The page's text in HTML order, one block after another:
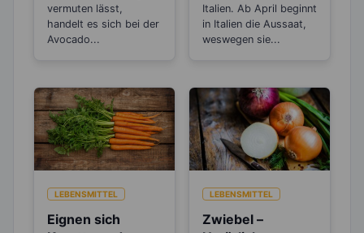
vermuten lässt,
handelt es sich bei der
Avocado...
Italien. Ab April beginnt
in Italien die Aussaat,
weswegen sie...
LEBENSMITTEL
Eignen sich
LEBENSMITTEL
Zwiebel –